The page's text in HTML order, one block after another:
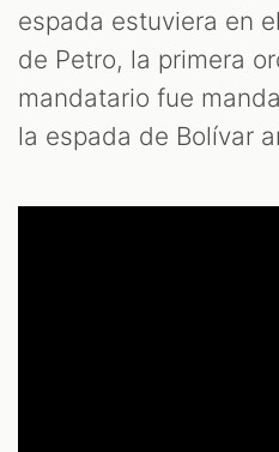
espada estuviera en
de Petro, la primera
mandatario fue
la espada de Bolívar